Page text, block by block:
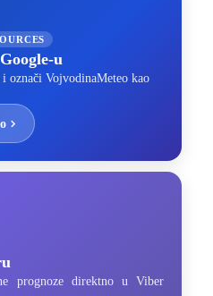
u
označi VojvodinaMeteo kao
prognoze direktno u Viber